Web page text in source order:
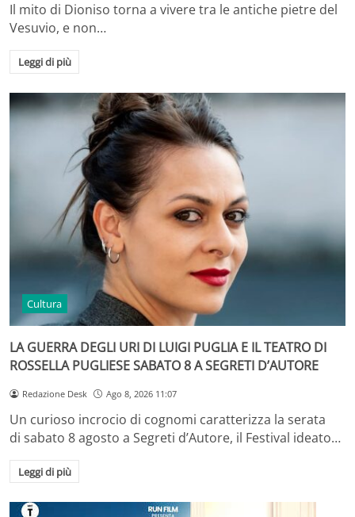
Il mito di Dioniso torna a vivere tra le antiche pietre del
Vesuvio, e non…
Leggi di più
Cultura
LA GUERRA DEGLI URI DI LUIGI PUGLIA E IL TEATRO DI
ROSSELLA PUGLIESE SABATO 8 A SEGRETI D’AUTORE
Redazione Desk Ago 8, 2026 11:07
Un curioso incrocio di cognomi caratterizza la serata
di sabato 8 agosto a Segreti d’Autore, il Festival ideato…
Leggi di più